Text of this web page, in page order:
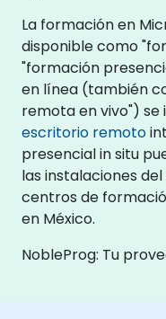
La formación en
disponible como
"formación
en línea (también
remota en vivo")
escritorio remoto
presencial in situ
las instalaciones
centros de
en México.
NobleProg: Tu